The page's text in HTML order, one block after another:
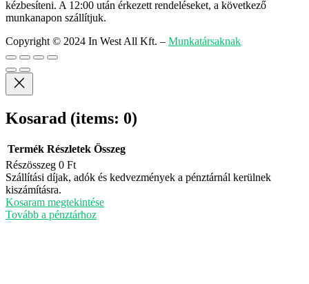
kézbesíteni. A 12:00 után érkezett rendeléseket, a következő
munkanapon szállítjuk.
Copyright © 2024 In West All Kft. – Munkatársaknak
Kosarad (items: 0)
Termékek
a
kosárban
Termék Részletek Összeg
Részösszeg 0 Ft
Szállítási díjak, adók és kedvezmények a pénztárnál kerülnek
kiszámításra.
Kosaram megtekintése
Tovább a pénztárhoz